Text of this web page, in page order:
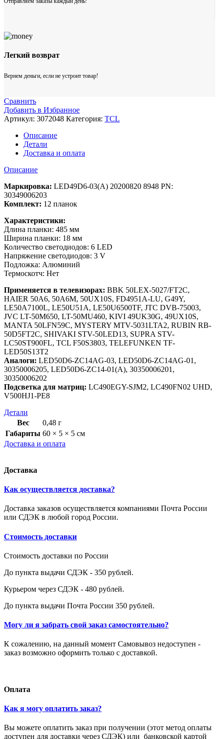
Легкий возврат
Вернем деньги, если не устроит товар!
Сравнить
Добавить в Избранное
Артикул: 3072048 Категория: TCL
Описание
Детали
Доставка и оплата
Описание
Маркировка: LED49D6-03(A) 20200820 8948 PN:
30349006203
Комплект: 12 планок
Характеристики:
Длина планки: 485 мм
Ширина планки: 18 мм
Количество светодиодов: 6 LED
Напряжение светодиодов: 3 V
Подложка: Алюминий
Термоскотч: Нет
Применяется в телевизорах: BBK 50LEX-5027/FT2C,
HAIER 50A6, 50A6M, 50UX10S, FD4951A-LU, G49Y,
LE50A7100L, LE50U51A, LE50U6500TF, JTC DVB-75003,
JVC LT-50M650, LT-50MU460, KIVI 49UK30G, 49UX10S,
MANTA 50LFN59C, MYSTERY MTV-5031LTA2, RUBIN RB-
50D5FT2C, SHIVAKI STV-50LED13, SUPRA STV-
LC50ST900FL, TCL F50S3803, TELEFUNKEN TF-
LED50S13T2
Аналоги: LED50D6-ZC14AG-03, LED50D6-ZC14AG-01,
30350006205, LED50D6-ZC14-01(A), 30350006201,
30350006202
Подсветка для матриц: LC490EGY-SJM2, LC490FN02 UHD,
V500HJ1-PE8
Детали
Вес
0,48 г
Габариты 60 × 5 × 5 см
Доставка и оплата
Доставка
Как осуществляется доставка?
Доставка заказов осуществляется компаниями Почта России
или СДЭК в любой город России.
Стоимость доставки
Стоимость доставки по России
До пункта выдачи СДЭК - 350 рублей.
Курьером через СДЭК - 480 рублей.
До пункта выдачи Почта России 350 рублей.
Могу ли я забрать свой заказ самостоятельно?
К сожалению, на данный момент Самовывоз недоступен -
заказ возможно оформить только с доставкой.
Оплата
Как я могу оплатить заказ?
Вы можете оплатить заказ при получении (этот метод оплаты
доступен для доставки через СДЭК) или банковской картой